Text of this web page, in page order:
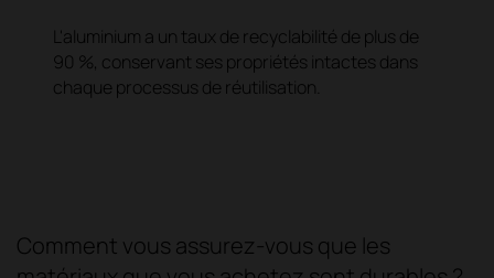
L'aluminium a un taux de recyclabilité de plus de
90 %, conservant ses propriétés intactes dans
chaque processus de réutilisation.
Comment vous assurez-vous que les